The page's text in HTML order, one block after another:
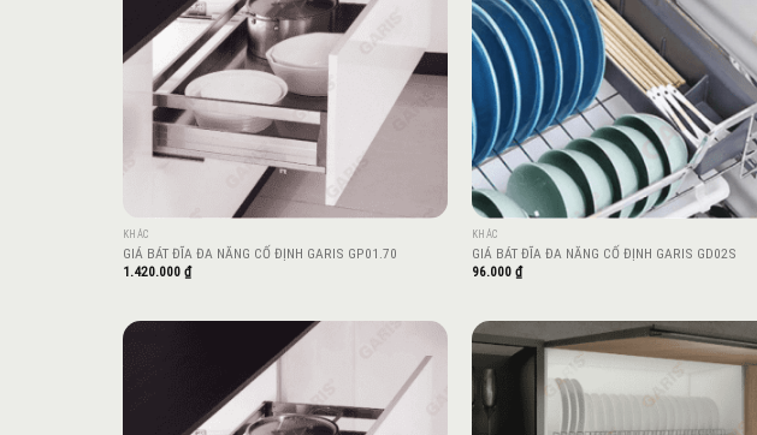
KHÁC
GIÁ BÁT ĐĨA ĐA NĂNG CỐ ĐỊNH GARIS GP01.70
1.420.000 ₫
KHÁC
GIÁ BÁT ĐĨA ĐA NĂNG CỐ ĐỊNH GARIS GD02S
96.000 ₫
Add to
wishlist